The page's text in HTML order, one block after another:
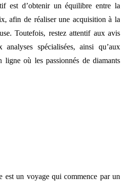
est d’obtenir un équilibre entre la
afin de réaliser une acquisition à la
Toutefois, restez attentif aux avis
spécialisées, ainsi qu’aux
ligne où les passionnés de diamants
est un voyage qui commence par un